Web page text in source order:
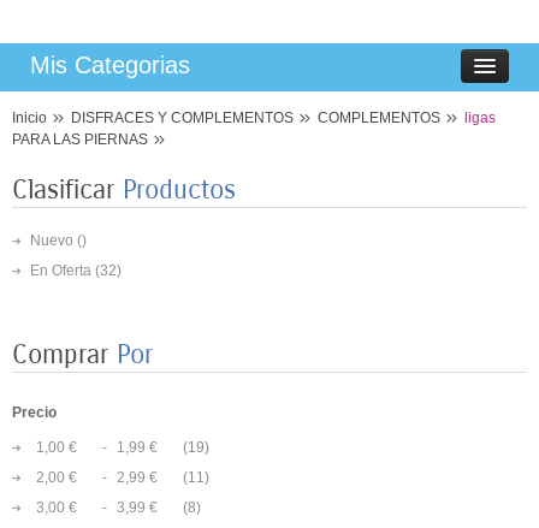
Mis Categorias
Inicio DISFRACES Y COMPLEMENTOS
COMPLEMENTOS
PARA LAS PIERNAS
ligas
Clasificar Productos
Nuevo ()
En Oferta (32)
Comprar Por
Precio
1,00 € - 1,99 €
(19)
2,00 €
- 2,99 €
(11)
3,00 €
- 3,99 €
(8)
3,50 €